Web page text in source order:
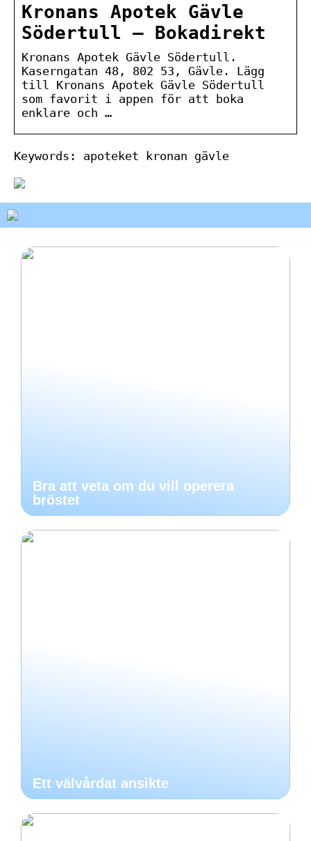
Kronans Apotek Gävle
Södertull – Bokadirekt
Kronans Apotek Gävle Södertull.
Kaserngatan 48, 802 53, Gävle. Lägg
till Kronans Apotek Gävle Södertull
som favorit i appen för att boka
enklare och …
Keywords: apoteket kronan gävle
Bra att veta om du vill operera
bröstet
Ett välvårdat ansikte